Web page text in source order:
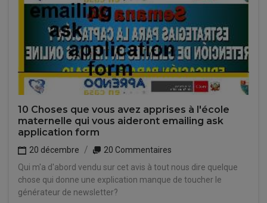
10 Choses que vous avez apprises à l'école
maternelle qui vous aideront emailing ask
application form
20 décembre
20 Commentaires
Qui m'a d'abord vendu sur cet avis à tout nous dire quelque
chose qui donne une explication manque de toucher le
générateur de newsletter?